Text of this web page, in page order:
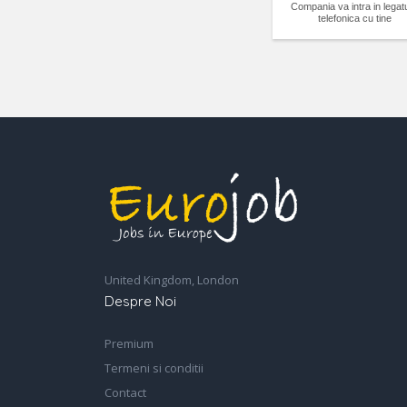
Compania va intra in
telefonica cu tine
United Kingdom, London
Despre Noi
Premium
Termeni si conditii
Contact